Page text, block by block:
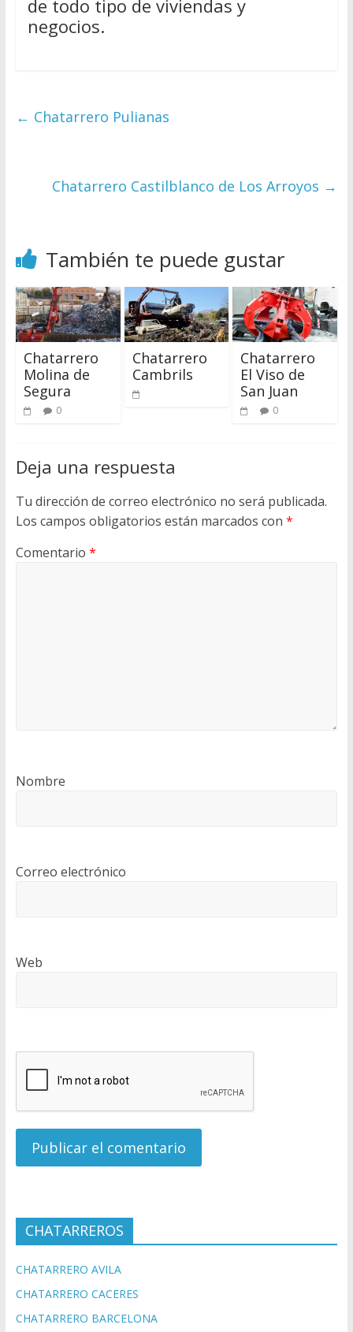
de todo tipo de viviendas y
negocios.
← Chatarrero Pulianas
Chatarrero Castilblanco de Los Arroyos →
También te puede gustar
Chatarrero
Molina de
Segura
0
Chatarrero
Cambrils
Chatarrero
El Viso de
San Juan
0
Deja una respuesta
Tu dirección de correo electrónico no será publicada.
Los campos obligatorios están marcados con *
Comentario *
Nombre
Correo electrónico
Web
CHATARREROS
CHATARRERO AVILA
CHATARRERO CACERES
CHATARRERO BARCELONA